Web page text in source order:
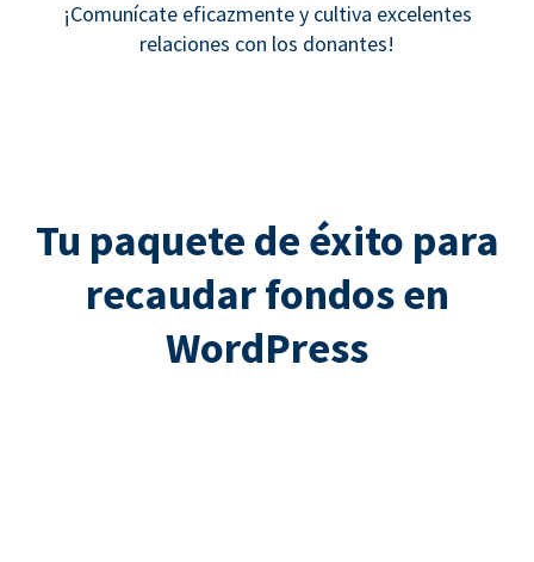
¡Comunícate eficazmente y cultiva excelentes
relaciones con los donantes!
Tu paquete de éxito para
recaudar fondos en
WordPress